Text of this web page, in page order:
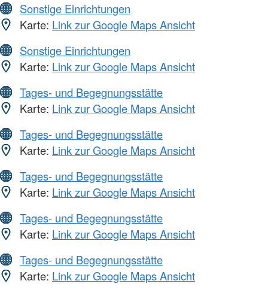
Sonstige Einrichtungen
Karte: Link zur Google Maps Ansicht
Sonstige Einrichtungen
Karte: Link zur Google Maps Ansicht
Tages- und Begegnungsstätte
Karte: Link zur Google Maps Ansicht
Tages- und Begegnungsstätte
Karte: Link zur Google Maps Ansicht
Tages- und Begegnungsstätte
Karte: Link zur Google Maps Ansicht
Tages- und Begegnungsstätte
Karte: Link zur Google Maps Ansicht
Tages- und Begegnungsstätte
Karte: Link zur Google Maps Ansicht